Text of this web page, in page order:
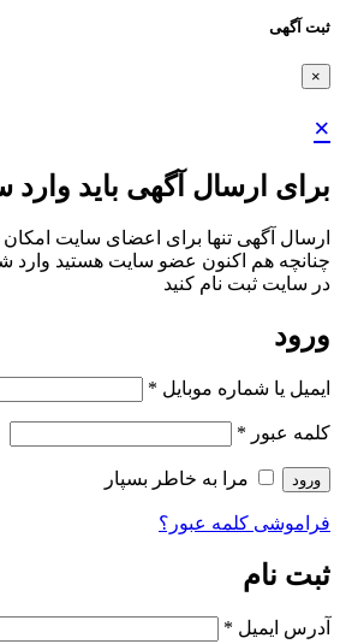
ثبت آگهی
×
×
برای ارسال آگهی باید
ارسال آگهی تنها برای اعضای سایت امکان
چنانچه هم‌ اکنون عضو سایت هستید وارد
در سایت ثبت نام کنید
ورود
ایمیل یا شماره موبایل *
کلمه عبور *
ورود مرا به خاطر بسپار
فراموشی کلمه عبور؟
ثبت نام
آدرس ایمیل *